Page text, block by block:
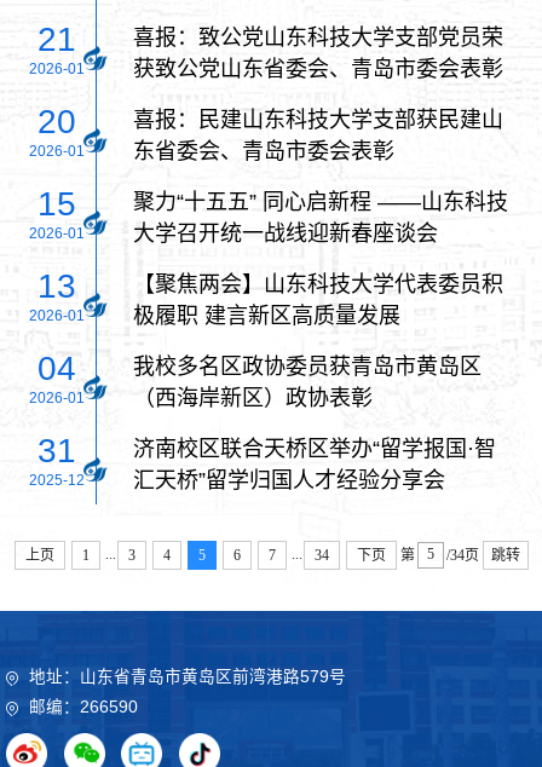
21
2026-01
喜报：致公党山东科技大学支部党员荣
获致公党山东省委会、青岛市委会表彰
20
2026-01
喜报：民建山东科技大学支部获民建山
东省委会、青岛市委会表彰
15
2026-01
聚力“十五五” 同心启新程 ——山东科技
大学召开统一战线迎新春座谈会
13
2026-01
【聚焦两会】山东科技大学代表委员积
极履职 建言新区高质量发展
04
2026-01
我校多名区政协委员获青岛市黄岛区
（西海岸新区）政协表彰
31
2025-12
济南校区联合天桥区举办“留学报国·智
汇天桥”留学归国人才经验分享会
上页 1 3 4 5 6 7 34 下页 第 /34页 跳转
地址：山东省青岛市黄岛区前湾港路579号
邮编：266590